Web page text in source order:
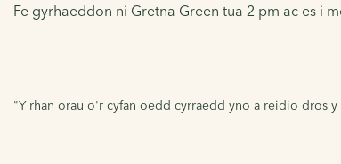
Fe gyrhaeddon ni Gretna Green tua 2 pm ac es i
"Y rhan orau o'r cyfan oedd cyrraedd yno a reidio dros